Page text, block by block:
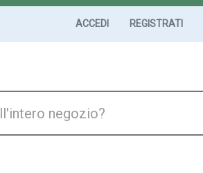
ACCEDI REGISTRATI